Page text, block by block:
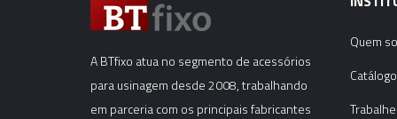
A BTfixo atua no segmento de acessórios
para usinagem desde 2008, trabalhando
em parceria com os principais fabricantes
Quem